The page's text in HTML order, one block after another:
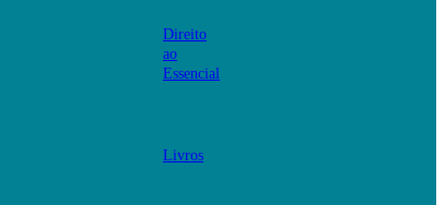
Direito
ao
Essencial
Livros